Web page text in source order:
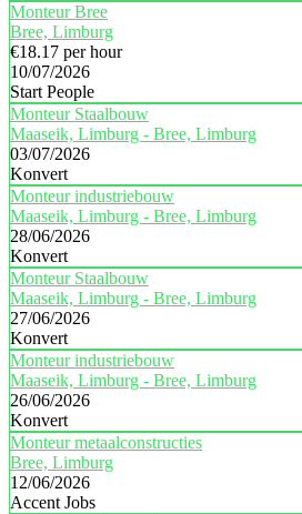
Monteur Bree
Bree, Limburg
€18.17 per hour
10/07/2026
Start People
Monteur Staalbouw
Maaseik, Limburg - Bree, Limburg
03/07/2026
Konvert
Monteur industriebouw
Maaseik, Limburg - Bree, Limburg
28/06/2026
Konvert
Monteur Staalbouw
Maaseik, Limburg - Bree, Limburg
27/06/2026
Konvert
Monteur industriebouw
Maaseik, Limburg - Bree, Limburg
26/06/2026
Konvert
Monteur metaalconstructies
Bree, Limburg
12/06/2026
Accent Jobs